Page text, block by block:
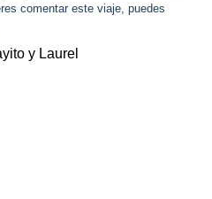
comentar este viaje, puedes
y Laurel